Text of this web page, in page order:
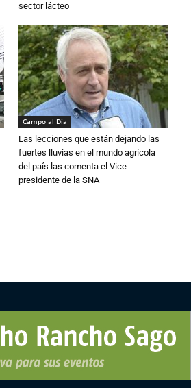
sector lácteo
Campo al Día
Las lecciones que están dejando las
fuertes lluvias en el mundo agrícola
del país las comenta el Vice-
presidente de la SNA